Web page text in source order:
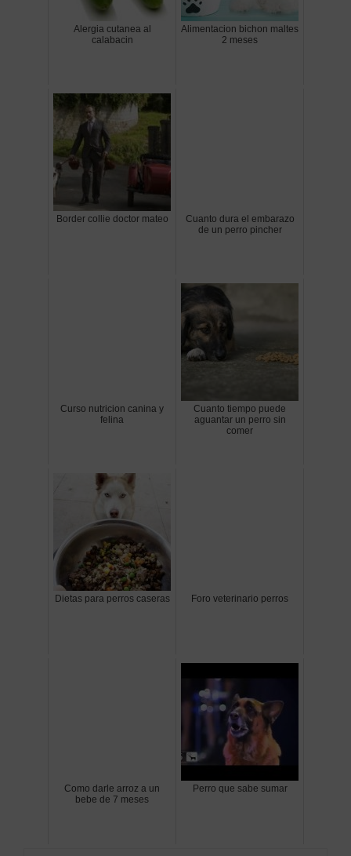
Alergia cutanea al
calabacin
Alimentacion bichon maltes
2 meses
Border collie doctor mateo
Cuanto dura el embarazo
de un perro pincher
Curso nutricion canina y
felina
Cuanto tiempo puede
aguantar un perro sin
comer
Dietas para perros caseras Foro veterinario perros
Como darle arroz a un
bebe de 7 meses
Perro que sabe sumar